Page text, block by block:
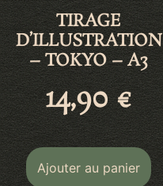
TIRAGE
D’ILLUSTRATION
– TOKYO – A3
14,90€
Ajouter au panier